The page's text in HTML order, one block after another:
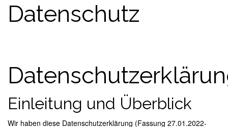
Datenschutz
Einleitung und Überblick
Wir haben diese Datenschutzerklärung (Fassung 27.01.2022-